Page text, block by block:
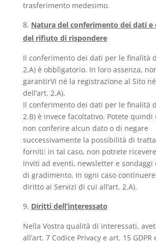
trasferimento medesimo.
Natura del conferimento dei dati e
del rifiuto di rispondere
Il conferimento dei dati per le finalità
2.A) è obbligatorio. In loro assenza,
garantirVi né la registrazione al Sito
dell’art. 2.A).
Il conferimento dei dati per le finalità
2.B) è invece facoltativo. Potete quindi
non conferire alcun dato o di negare
successivamente la possibilità di
forniti: in tal caso, non potrete
inviti ad eventi, newsletter e sondaggi
di gradimento. In ogni caso
diritto ai Servizi di cui all’art. 2.A).
Diritti dell’interessato
Nella Vostra qualità di interessati,
all’art. 7 Codice Privacy e art. 15 GDPR